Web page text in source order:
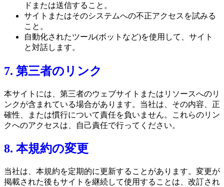
ドまたは送信すること。
サイトまたはそのシステムへの不正アクセスを試みる
こと。
自動化されたツール(ボットなど)を使用して、サイト
と対話します。
7. 第三者のリンク
本サイトには、第三者のウェブサイトまたはリソースへのリ
ンクが含まれている場合があります。当社は、その内容、正
確性、または慣行について責任を負いません。これらのリン
クへのアクセスは、自己責任で行ってください。
8. 本規約の変更
当社は、本規約を定期的に更新することがあります。変更が
掲載された後もサイトを継続して使用することは、改訂され